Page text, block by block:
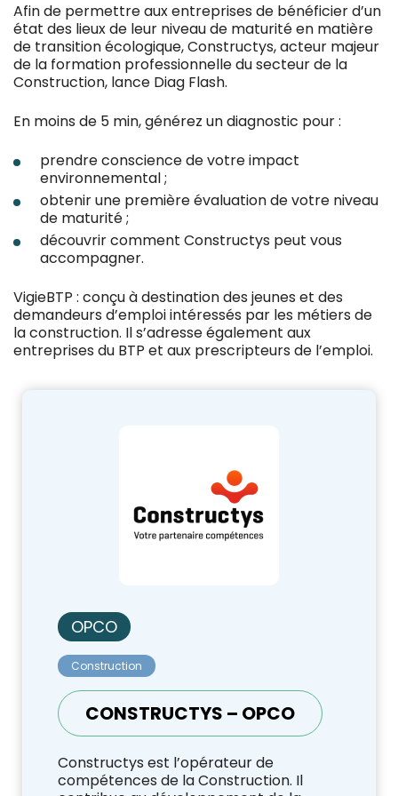
Afin de permettre aux entreprises de bénéficier d’un
état des lieux de leur niveau de maturité en matière
de transition écologique, Constructys, acteur majeur
de la formation professionnelle du secteur de la
Construction, lance Diag Flash.
En moins de 5 min, générez un diagnostic pour :
prendre conscience de votre impact
environnemental ;
obtenir une première évaluation de votre niveau
de maturité ;
découvrir comment Constructys peut vous
accompagner.
VigieBTP : conçu à destination des jeunes et des
demandeurs d’emploi intéressés par les métiers de
la construction. Il s’adresse également aux
entreprises du BTP et aux prescripteurs de l’emploi.
OPCO
Construction
CONSTRUCTYS – OPCO
Constructys est l’opérateur de
compétences de la Construction. Il